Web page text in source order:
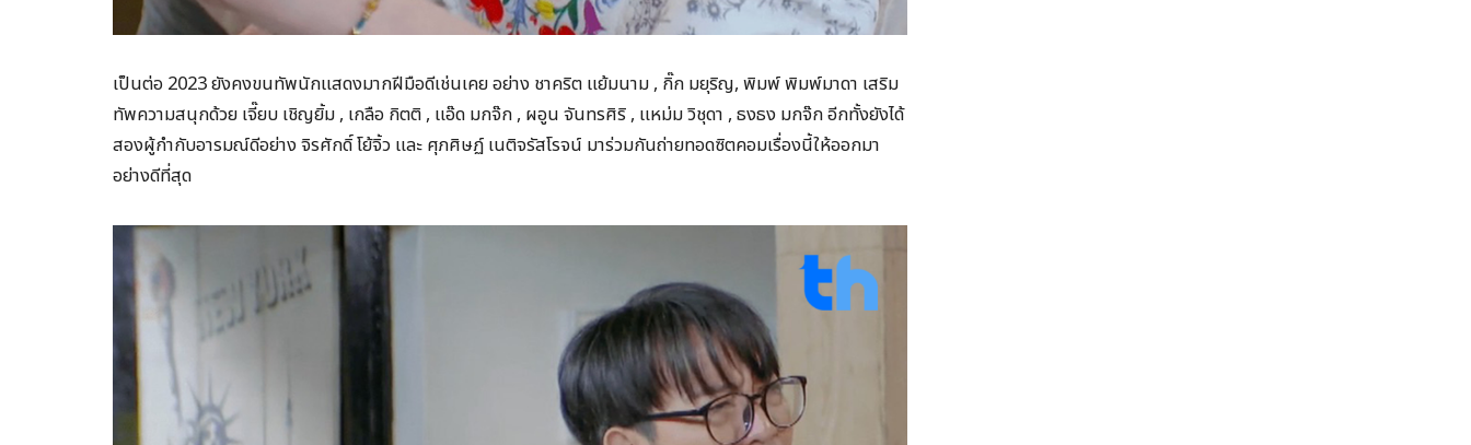
เป็นต่อ 2023 ยังคงขนทัพนักแสดงมากฝีมือดีเช่นเคย อย่าง ชาคริต แย้มนาม , กิ๊ก มยุริญ, พิมพ์ พิมพ์มาดา เสริม
ทัพความสนุกด้วย เจี๊ยบ เชิญยิ้ม , เกลือ กิตติ , แอ๊ด มกจ๊ก , ผอูน จันทรศิริ , แหม่ม วิชุดา , ธงธง มกจ๊ก อีกทั้งยังได้
สองผู้กำกับอารมณ์ดีอย่าง จิรศักดิ์ โย้จิ้ว และ ศุภศิษฏ์ เนติจรัสโรจน์ มาร่วมกันถ่ายทอดซิตคอมเรื่องนี้ให้ออกมา
อย่างดีที่สุด